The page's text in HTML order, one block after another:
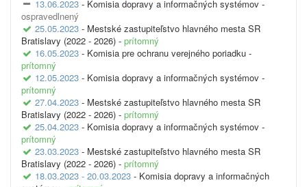
13.06.2023 - Komisia dopravy a informačných systémov -
ospravedlnený
25.05.2023 - Mestské zastupiteľstvo hlavného mesta SR
Bratislavy (2022 - 2026) - prítomný
16.05.2023 - Komisia pre ochranu verejného poriadku -
prítomný
12.05.2023 - Komisia dopravy a informačných systémov -
prítomný
27.04.2023 - Mestské zastupiteľstvo hlavného mesta SR
Bratislavy (2022 - 2026) - prítomný
25.04.2023 - Komisia dopravy a informačných systémov -
prítomný
23.03.2023 - Mestské zastupiteľstvo hlavného mesta SR
Bratislavy (2022 - 2026) - prítomný
18.03.2023 - 20.03.2023 - Komisia dopravy a informačných